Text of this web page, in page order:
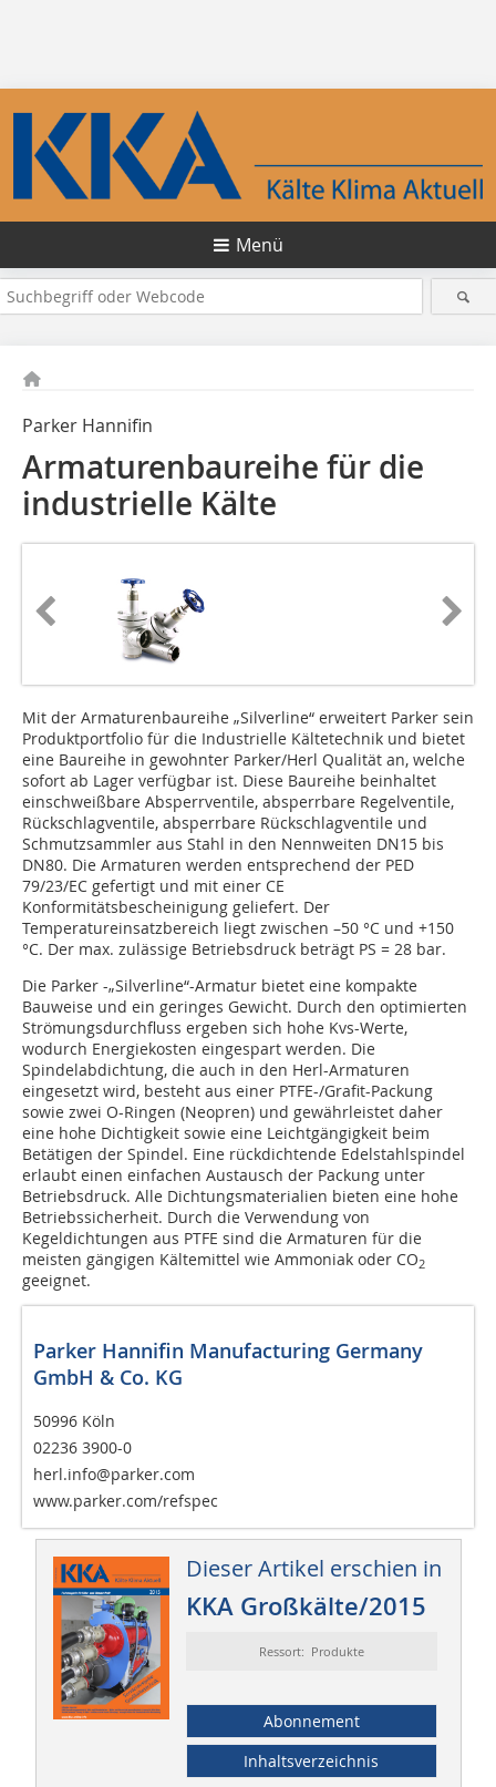
Menü
Parker Hannifin
Armaturenbaureihe für die
industrielle Kälte
Mit der Armaturenbaureihe „Silverline“ erweitert Parker sein
Produktportfolio für die Industrielle Kältetechnik und bietet
eine Baureihe in gewohnter Parker/Herl Qualität an, welche
sofort ab Lager verfügbar ist. Diese Baureihe beinhaltet
einschweißbare Absperrventile, absperrbare Regelventile,
Rückschlagventile, absperrbare Rückschlagventile und
Schmutzsammler aus Stahl in den Nennweiten DN15 bis
DN80. Die Armaturen werden entsprechend der PED
79/23/EC gefertigt und mit einer CE
Konformitätsbescheinigung geliefert. Der
Temperatureinsatzbereich liegt zwischen –50 °C und +150
°C. Der max. zulässige Betriebsdruck beträgt PS = 28 bar.
Die Parker -„Silverline“-Armatur bietet eine kompakte
Bauweise und ein geringes Gewicht. Durch den optimierten
Strömungsdurchfluss er­geben sich hohe Kvs-Werte,
wodurch Energie­kos­ten eingespart werden. Die
Spindelabdichtung, die auch in den Herl-Armaturen
eingesetzt wird, besteht aus einer PTFE-/Grafit-Packung
sowie zwei O-Ringen (Neopren) und gewährleistet daher
eine hohe Dichtigkeit sowie eine Leichtgängigkeit beim
Betätigen der Spindel. Eine rückdichtende Edelstahlspindel
erlaubt einen einfachen Austausch der Packung unter
Betriebsdruck. Alle Dichtungsmaterialien bieten eine hohe
Betriebssicherheit. Durch die Verwendung von
Kegeldichtungen aus PTFE sind die Armaturen für die
meisten gängigen Kältemittel wie Ammoniak oder CO2
geeignet.
Parker Hannifin Manufacturing Germany
GmbH & Co. KG
50996 Köln
02236 3900-0
herl.info@parker.com
www.parker.com/refspec
Dieser Artikel erschien in
KKA Großkälte/2015
Ressort: Produkte
Abonnement
Inhaltsverzeichnis